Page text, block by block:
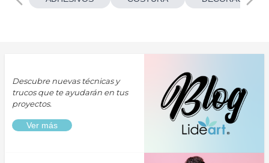
Descubre nuevas técnicas y
trucos que te ayudarán en tus
proyectos.
Ver más